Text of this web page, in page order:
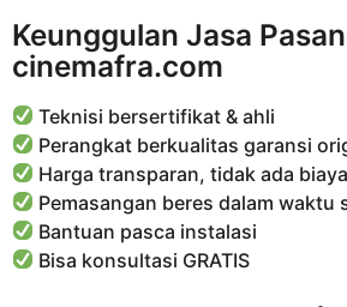
Keunggulan Jasa
cinemafra.com
Teknisi bersertifikat & ahli
Perangkat berkualitas garansi
Harga transparan, tidak ada
Pemasangan beres dalam waktu
Bantuan pasca instalasi
Bisa konsultasi GRATIS